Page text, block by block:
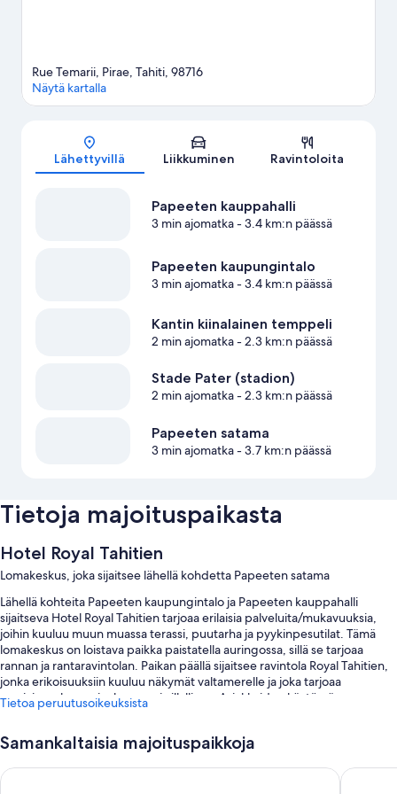
Kartta
Rue Temarii, Pirae, Tahiti, 98716
Näytä kartalla
Lähettyvillä Liikkuminen Ravintoloita
Papeeten kauppahalli
3 min ajomatka- 3.4 km:n päässä
Papeeten kaupungintalo
3 min ajomatka- 3.4 km:n päässä
Kantin kiinalainen temppeli
2 min ajomatka- 2.3 km:n päässä
Stade Pater (stadion)
2 min ajomatka- 2.3 km:n päässä
Papeeten satama
3 min ajomatka- 3.7 km:n päässä
Tietoja majoituspaikasta
Hotel Royal Tahitien
Lomakeskus, joka sijaitsee lähellä kohdetta Papeeten satama
Lähellä kohteita Papeeten kaupungintalo ja Papeeten kauppahalli
sijaitseva Hotel Royal Tahitien tarjoaa erilaisia palveluita/mukavuuksia,
joihin kuuluu muun muassa terassi, puutarha ja pyykinpesutilat. Tämä
lomakeskus on loistava paikka paistatella auringossa, sillä se tarjoaa
rannan ja rantaravintolan. Paikan päällä sijaitsee ravintola Royal Tahitien,
jonka erikoisuuksiin kuuluu näkymät valtamerelle ja joka tarjoaa
aamiaisen, brunssin, lounaan ja illallisen. Asiakkaiden käytössä on
ilmainen Wi-Fi huoneessa (nopeus 25+ Mbit/s). Saatavilla on myös baari
Lisäksi asiakkailla on käytössään seuraavat edut yöpymisen aikana:
Tietoa peruutusoikeuksista
Samankaltaisia majoituspaikkoja
Hotel Tahiti Nui Ninamu